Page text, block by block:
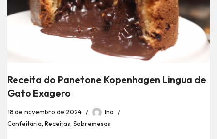
Receita do Panetone Kopenhagen Lingua de
Gato Exagero
18 de novembro de 2024
Ina
Confeitaria, Receitas, Sobremesas